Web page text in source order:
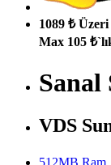
1089 ₺
Max 105
Sanal
VDS
512MB